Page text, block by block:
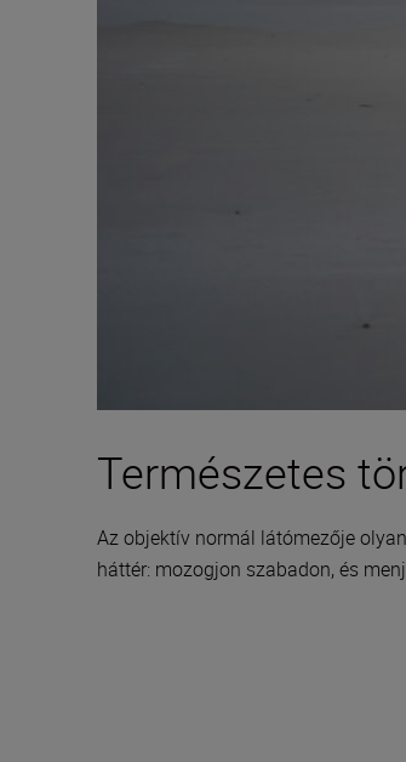
Természetes
Az objektív normál látómezője
háttér: mozogjon szabadon, és